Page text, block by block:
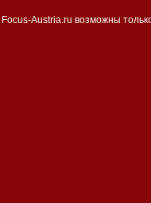
Focus-Аustria.ru возможны